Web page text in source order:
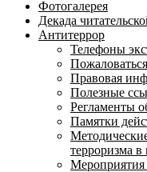
Фотогалерея
Декада
Антитеррор
Телефоны
Правовая
Полезные
Регламенты
Памятки
терроризма
Мероприятия